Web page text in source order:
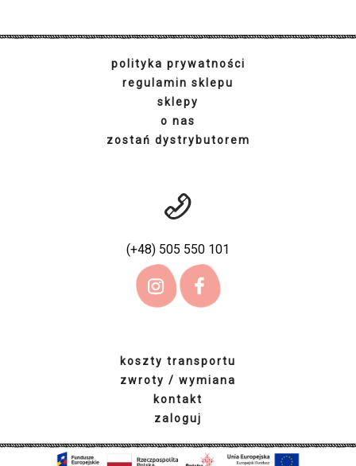
polityka prywatności
regulamin sklepu
sklepy
o nas
zostań dystrybutorem
(+48) 505 550 101
koszty transportu
zwroty / wymiana
kontakt
zaloguj